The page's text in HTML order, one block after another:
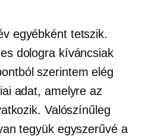
egyébként tetszik.
dologra kíváncsiak
szerintem elég
adat, amelyre az
Valószínűleg
tegyük egyszerűvé a